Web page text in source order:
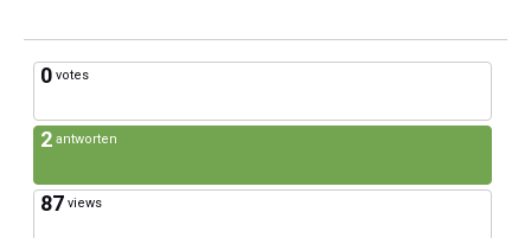
0 votes
2 antworten
87 views